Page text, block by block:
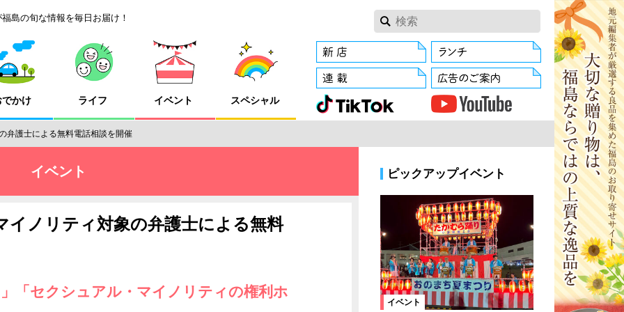
島の旬な情報を毎日お届け！
でかけ ライフ イベント スペシャル
弁護士による無料電話相談を開催
イベント
イノリティ対象の弁護士による無料
「セクシュアル・マイノリティの権利ホ
ピックアップイベント
イベント